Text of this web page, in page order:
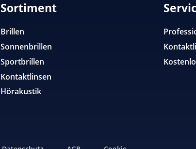
Sortiment
Brillen
Sonnenbrillen
Sportbrillen
Kontaktlinsen
Hörakustik